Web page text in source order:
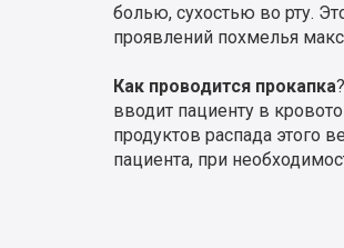
болью, сухостью во рту.
проявлений похмелья
Как проводится прокапка
вводит пациенту в
продуктов распада этого
пациента, при